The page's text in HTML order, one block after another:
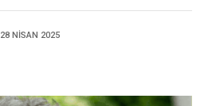
28 NISAN 2025